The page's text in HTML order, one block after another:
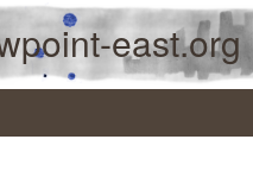
east.org